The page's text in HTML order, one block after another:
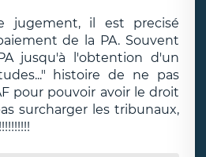
jugement, il est precisé
de la PA. Souvent
jusqu'à l'obtention d'un
histoire de ne pas
pour pouvoir avoir le droit
surcharger les tribunaux,